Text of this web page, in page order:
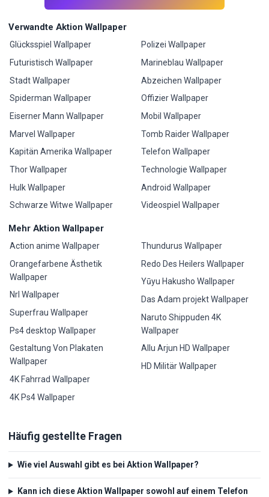
Verwandte Aktion Wallpaper
Glücksspiel Wallpaper
Futuristisch Wallpaper
Stadt Wallpaper
Spiderman Wallpaper
Eiserner Mann Wallpaper
Marvel Wallpaper
Kapitän Amerika Wallpaper
Thor Wallpaper
Hulk Wallpaper
Schwarze Witwe Wallpaper
Polizei Wallpaper
Marineblau Wallpaper
Abzeichen Wallpaper
Offizier Wallpaper
Mobil Wallpaper
Tomb Raider Wallpaper
Telefon Wallpaper
Technologie Wallpaper
Android Wallpaper
Videospiel Wallpaper
Mehr Aktion Wallpaper
Action anime Wallpaper
Orangefarbene Ästhetik
Wallpaper
Nrl Wallpaper
Superfrau Wallpaper
Ps4 desktop Wallpaper
Gestaltung Von Plakaten
Wallpaper
4K Fahrrad Wallpaper
4K Ps4 Wallpaper
Thundurus Wallpaper
Redo Des Heilers Wallpaper
Yūyu Hakusho Wallpaper
Das Adam projekt Wallpaper
Naruto Shippuden 4K
Wallpaper
Allu Arjun HD Wallpaper
HD Militär Wallpaper
Häufig gestellte Fragen
Wie viel Auswahl gibt es bei Aktion Wallpaper?
Kann ich diese Aktion Wallpaper sowohl auf einem Telefon